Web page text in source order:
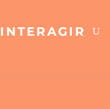
INTERAGIR